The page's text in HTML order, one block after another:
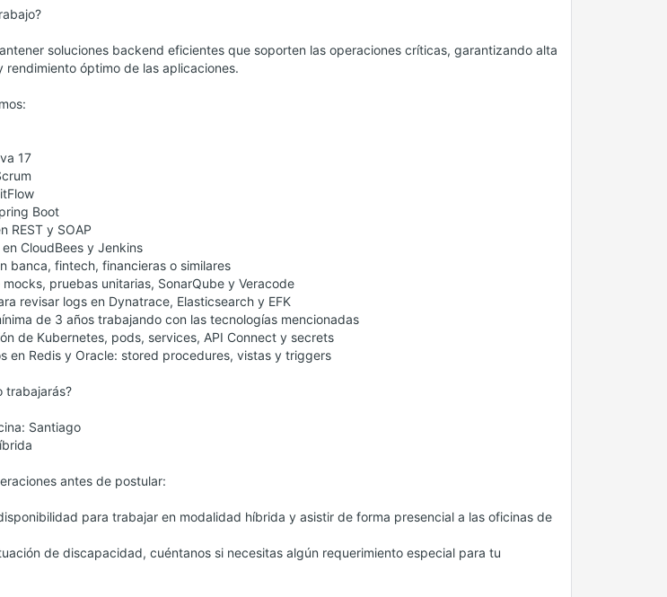
soluciones backend eficientes que soporten las operaciones críticas, garantizando alta
rendimiento óptimo de las aplicaciones.
17
Boot
REST y SOAP
CloudBees y Jenkins
banca, fintech, financieras o similares
pruebas unitarias, SonarQube y Veracode
revisar logs en Dynatrace, Elasticsearch y EFK
de 3 años trabajando con las tecnologías mencionadas
de Kubernetes, pods, services, API Connect y secrets
en Redis y Oracle: stored procedures, vistas y triggers
trabajarás?
Santiago
antes de postular:
para trabajar en modalidad híbrida y asistir de forma presencial a las oficinas de
de discapacidad, cuéntanos si necesitas algún requerimiento especial para tu